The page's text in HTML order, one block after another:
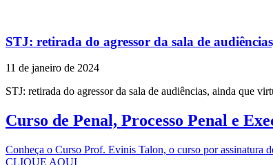
STJ: retirada do agressor da sala de
11 de janeiro de 2024
STJ: retirada do agressor da sala de audiências, ainda que
Curso de Penal, Processo Penal e
Conheça o Curso Prof. Evinis Talon, o curso por assinatura
CLIQUE AQUI